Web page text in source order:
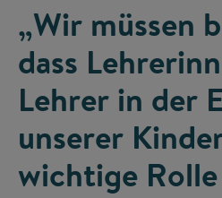
„Wir müssen
dass
Lehrer in der
unserer
wichtige